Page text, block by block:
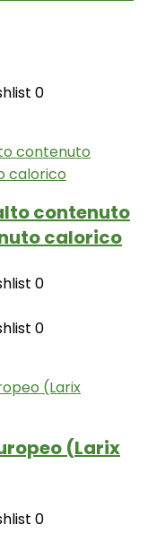
0
contenuto
calorico
0
0
(Larix
0